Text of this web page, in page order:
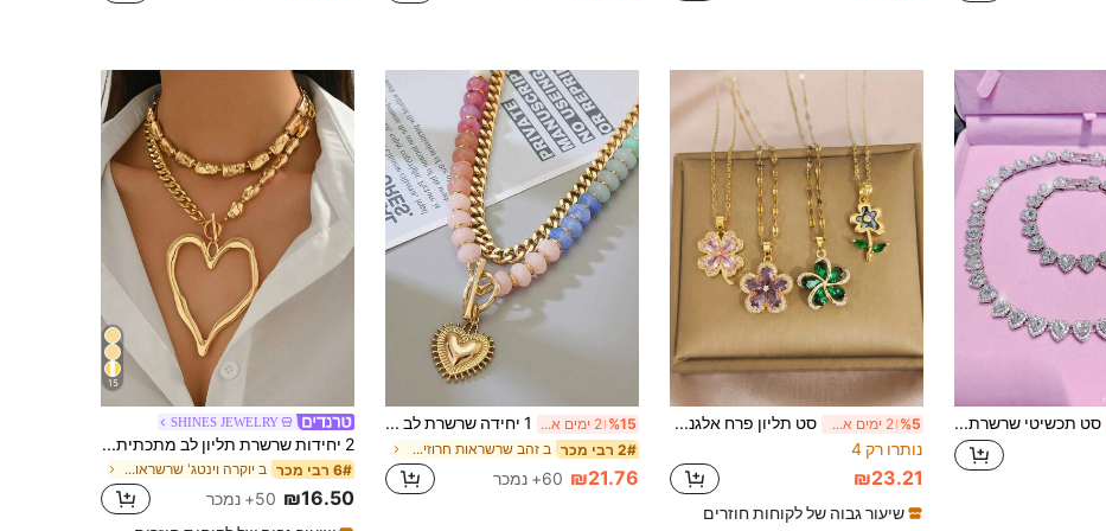
סט תכשיטי שרשרת קריסטל בצורת לב אחד/2 יחידות/סט אחד, מתנה עבורה, אביזרים לנשים, מתנת יום האם, מתנה לאמא %5 2 ימים אחרונים
סט תליון פרח אלגנטי ומעודן, מתאים למסיבת ערב, טקס אירוסין, דייט עם שמלה קלה, שימוש יומיומי רב-תכליתי, התאמה למקום העבודה. מתנת אירוסין ויום נישואין, מתנת יום הולדת יוקרתית, מתנת יום האהבה ויום נישואין, לחברה, לחברה הכי טובה
נותרו רק 4
₪23.21
שיעור גבוה של לקוחות חוזרים
%15 2 ימים אחרונים 1 יחידה שרשרת לב עבה לנשים, תליון לב מצופה זהב 14K & שרשרת צוואר מחשמלקית עם חרוזי אקריל צבעוניים, תכשיט חמוד, שרשרת בוהו לקיץ ולחוף
2# רבי מכר ב זהב שרשראות חרוזים לנשים
₪21.76 60+ נמכר
15
SHINES JEWELRY
2 יחידות שרשרת תליון לב מתכתית אופנתית מוגזמת בסגנון וינטג', שרשרת פנינים מלאכותיות אסימטרית, סט תכשיטים דקורטיבי לנשים לבוש יומיומי ולמסיבת חג החוף ומתנות
6# רבי מכר ב יוקרה וינטג' שרשראות נשים
₪16.50 50+ נמכר